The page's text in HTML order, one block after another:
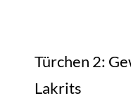
Türchen 2:
Lakrits